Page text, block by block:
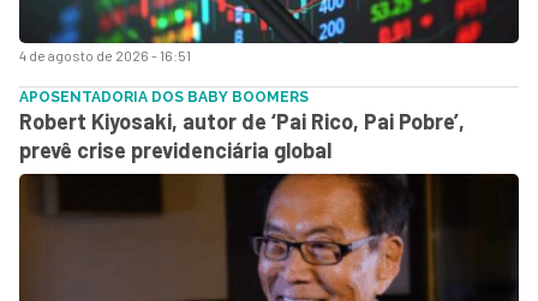
4 de agosto de 2026 - 16:51
APOSENTADORIA DOS BABY BOOMERS
Robert Kiyosaki, autor de ‘Pai Rico, Pai Pobre’,
prevê crise previdenciária global